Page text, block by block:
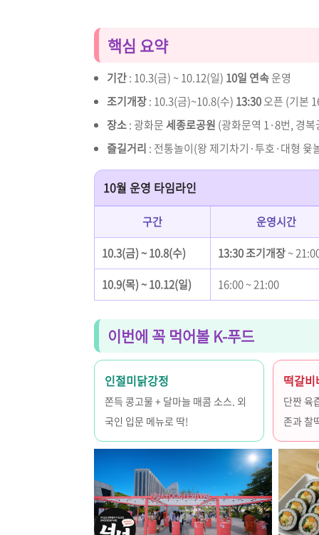
핵심 요약
기간: 10.3(금) ~ 10.12(일) 10일 연속운영
조기개장: 10.3(금)~10.8(수) 13:30오픈 (기본
장소: 광화문세종로공원 (광화문역 1·8번, 경
즐길거리 : 전통놀이(왕 제기차기·투호·대형 윷
10월 운영 타임라인
구간
운영시간
10.3(금) ~ 10.8(수)
13:30 조기개장~
10.9(목) ~ 10.12(일)
16:00 ~ 21:00
이번에 꼭 먹어볼 K-푸드
인절미닭강정
쫀득 콩고물 + 달마늘 매콤 소스. 외
국인 입문 메뉴로 딱!
떡갈비
단짠 육
존과 찰